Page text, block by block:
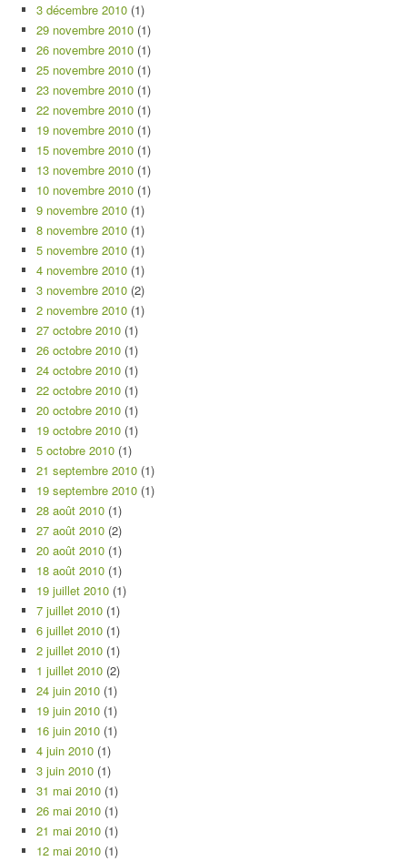
3 décembre 2010 (1)
29 novembre 2010 (1)
26 novembre 2010 (1)
25 novembre 2010 (1)
23 novembre 2010 (1)
22 novembre 2010 (1)
19 novembre 2010 (1)
15 novembre 2010 (1)
13 novembre 2010 (1)
10 novembre 2010 (1)
9 novembre 2010 (1)
8 novembre 2010 (1)
5 novembre 2010 (1)
4 novembre 2010 (1)
3 novembre 2010 (2)
2 novembre 2010 (1)
27 octobre 2010 (1)
26 octobre 2010 (1)
24 octobre 2010 (1)
22 octobre 2010 (1)
20 octobre 2010 (1)
19 octobre 2010 (1)
5 octobre 2010 (1)
21 septembre 2010 (1)
19 septembre 2010 (1)
28 août 2010 (1)
27 août 2010 (2)
20 août 2010 (1)
18 août 2010 (1)
19 juillet 2010 (1)
7 juillet 2010 (1)
6 juillet 2010 (1)
2 juillet 2010 (1)
1 juillet 2010 (2)
24 juin 2010 (1)
19 juin 2010 (1)
16 juin 2010 (1)
4 juin 2010 (1)
3 juin 2010 (1)
31 mai 2010 (1)
26 mai 2010 (1)
21 mai 2010 (1)
12 mai 2010 (1)